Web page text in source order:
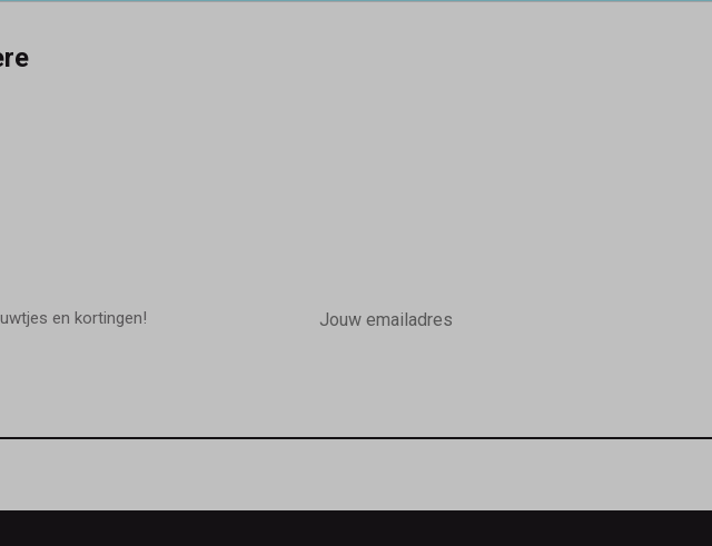
en kortingen!
mailadres